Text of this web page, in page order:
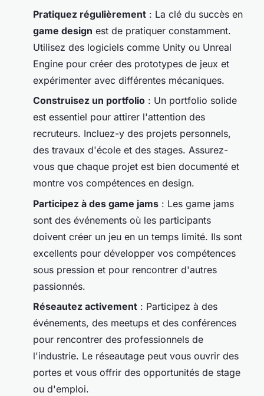
Pratiquez régulièrement : La clé du succès en
game design est de pratiquer constamment.
Utilisez des logiciels comme Unity ou Unreal
Engine pour créer des prototypes de jeux et
expérimenter avec différentes mécaniques.
Construisez un portfolio : Un portfolio solide
est essentiel pour attirer l'attention des
recruteurs. Incluez-y des projets personnels,
des travaux d'école et des stages. Assurez-
vous que chaque projet est bien documenté et
montre vos compétences en design.
Participez à des game jams : Les game jams
sont des événements où les participants
doivent créer un jeu en un temps limité. Ils sont
excellents pour développer vos compétences
sous pression et pour rencontrer d'autres
passionnés.
Réseautez activement : Participez à des
événements, des meetups et des conférences
pour rencontrer des professionnels de
l'industrie. Le réseautage peut vous ouvrir des
portes et vous offrir des opportunités de stage
ou d'emploi.